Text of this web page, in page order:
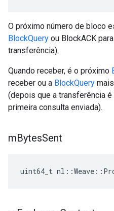
O próximo número de bloco
BlockQuery ou BlockACK
transferência).
Quando receber, é o próximo
receber ou a BlockQuery
(depois que a transferência
primeira consulta enviada).
mBytesSent
uint64_t